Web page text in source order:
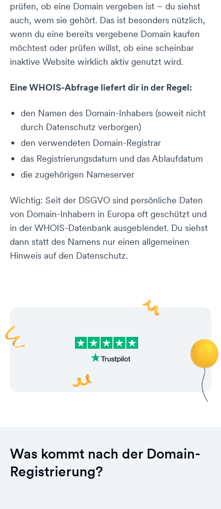
prüfen, ob eine Domain vergeben ist – du siehst
auch, wem sie gehört. Das ist besonders nützlich,
wenn du eine bereits vergebene Domain kaufen
möchtest oder prüfen willst, ob eine scheinbar
inaktive Website wirklich aktiv genutzt wird.
Eine WHOIS-Abfrage liefert dir in der Regel:
den Namen des Domain-Inhabers (soweit nicht
durch Datenschutz verborgen)
den verwendeten Domain-Registrar
das Registrierungsdatum und das Ablaufdatum
die zugehörigen Nameserver
Wichtig: Seit der DSGVO sind persönliche Daten
von Domain-Inhabern in Europa oft geschützt und
in der WHOIS-Datenbank ausgeblendet. Du siehst
dann statt des Namens nur einen allgemeinen
Hinweis auf den Datenschutz.
Was kommt nach der Domain-
Registrierung?